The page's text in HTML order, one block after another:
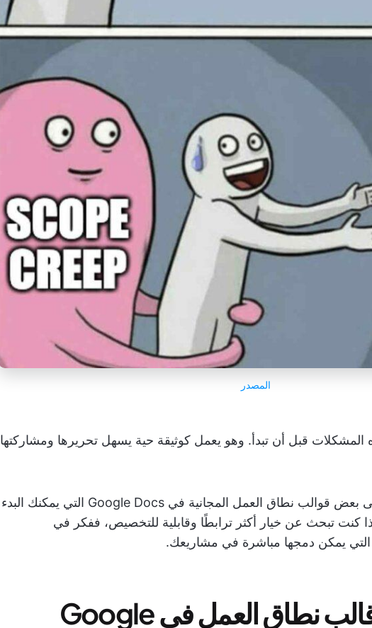
المصدر
قبل أن تبدأ. وهو يعمل كوثيقة حية يسهل تحريرها ومشاركتها
في هذا الدليل، سنتعرف على بعض قوالب نطاق العمل المجانية في Google Docs التي يمكنك البدء
كنت تبحث عن خيار أكثر ترابطًا وقابلية للتخصيص، ففكر في
التي يمكن دمجها مباشرة في مشاريعك.
ما الذي يجعل قالب نطاق العمل في Google